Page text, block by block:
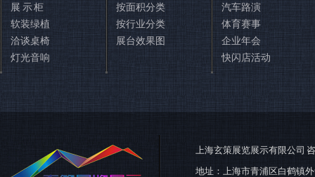
展 示 柜
软装绿植
洽谈桌椅
灯光音响
按面积分类
按行业分类
展台效果图
汽车路演
体育赛事
企业年会
快闪店活动
上海玄策展览展示有限公司
地址：上海市青浦区白鹤镇